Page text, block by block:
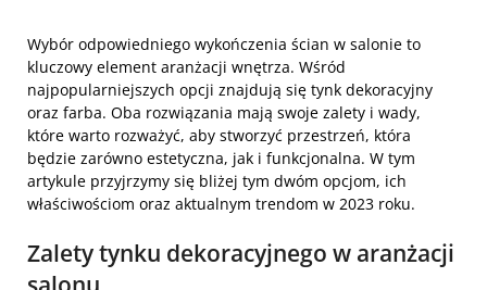
Wybór odpowiedniego wykończenia ścian w salonie to
kluczowy element aranżacji wnętrza. Wśród
najpopularniejszych opcji znajdują się tynk dekoracyjny
oraz farba. Oba rozwiązania mają swoje zalety i wady,
które warto rozważyć, aby stworzyć przestrzeń, która
będzie zarówno estetyczna, jak i funkcjonalna. W tym
artykule przyjrzymy się bliżej tym dwóm opcjom, ich
właściwościom oraz aktualnym trendom w 2023 roku.
Zalety tynku dekoracyjnego w aranżacji